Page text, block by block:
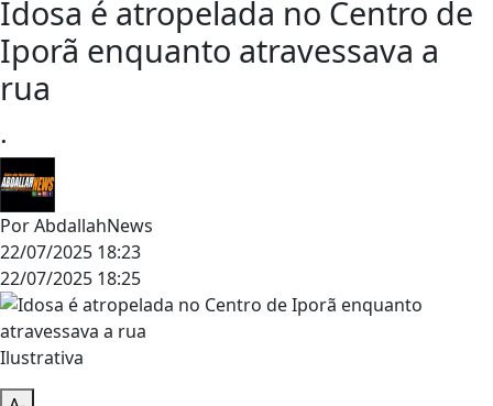
Idosa é atropelada no Centro de
Iporã enquanto atravessava a
rua
.
PorAbdallahNews
22/07/2025 18:23
22/07/2025 18:25
Ilustrativa